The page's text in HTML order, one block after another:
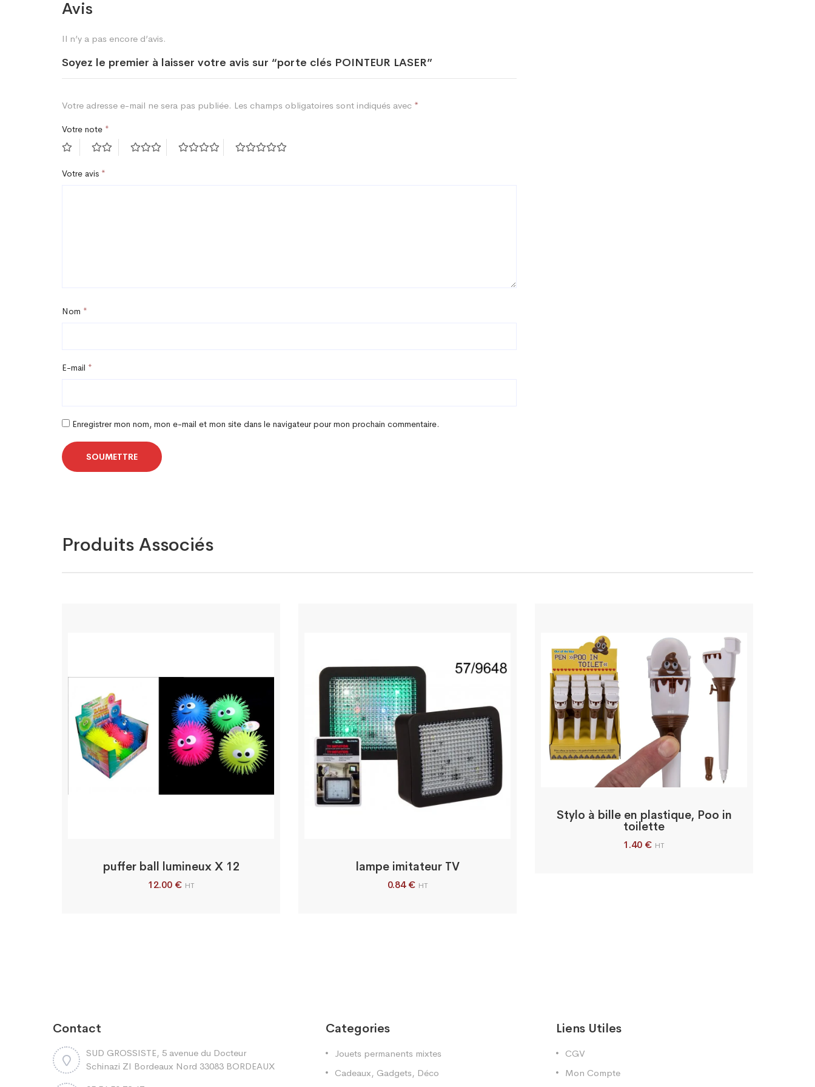
Avis
Il n’y a pas encore d’avis.
Soyez le premier à laisser votre avis sur “porte clés POINTEUR LASER”
Votre adresse e-mail ne sera pas publiée. Les champs obligatoires sont indiqués avec *
Votre note *
Votre avis *
Nom *
E-mail *
Enregistrer mon nom, mon e-mail et mon site dans le navigateur pour mon prochain commentaire.
Produits Associés
puffer ball lumineux X 12
12.00 € HT
lampe imitateur TV
0.84€ HT
Stylo à bille en plastique, Poo in
toilette
1.40 € HT
Contact
SUD GROSSISTE, 5 avenue du Docteur
Schinazi ZI Bordeaux Nord 33083 BORDEAUX
Categories
Jouets permanents mixtes
Cadeaux, Gadgets, Déco
Liens Utiles
CGV
Mon Compte